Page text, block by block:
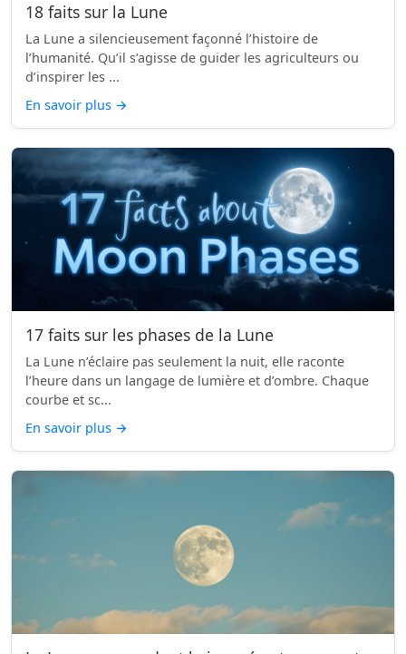
18 faits sur la Lune
La Lune a silencieusement façonné l’histoire de
l’humanité. Qu’il s’agisse de guider les agriculteurs ou
d’inspirer les ...
En savoir plus →
17 faits sur les phases de la Lune
La Lune n’éclaire pas seulement la nuit, elle raconte
l’heure dans un langage de lumière et d’ombre. Chaque
courbe et sc...
En savoir plus →